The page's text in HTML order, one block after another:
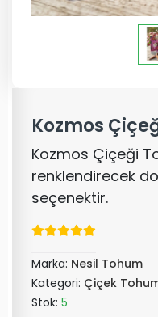
Kozmos
Kozmos Çiçeği
renklendirecek
seçenektir.
Marka: Nesil Tohum
Kategori: Çiçek
Stok: 5